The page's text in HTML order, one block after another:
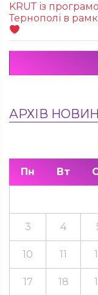
KRUТ із
Тернополі в
АРХІВ НОВИН
Пн Вт
3 4
10 11
17 18